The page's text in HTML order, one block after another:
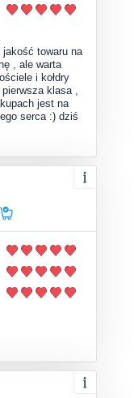
towaru na
, ale warta
i kołdry
klasa ,
jest na
serca :) dziś